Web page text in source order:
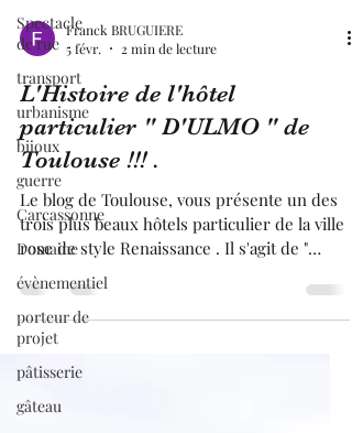
Spectacle
de rue
transport
urbanisme
bijoux
guerre
Carcassonne
Domaine
évènementiel
porteur de
projet
pâtisserie
gâteau
Franck BRUGUIERE
5 févr.
2 min de lecture
L'Histoire de l'hôtel
particulier " D'ULMO " de
Toulouse !!! .
Le blog de Toulouse, vous présente un des
trois plus beaux hôtels particulier de la ville
rose de style Renaissance . Il s'agit de "
l'hôtel d'Ulmo " que nous devons à un
certain "Jean D'Ulmo " , issus d'une riche
famille . Il fera tout pour atteindre un